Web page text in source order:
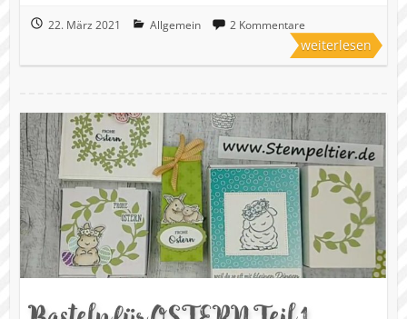
22. März 2021 Allgemein 2 Kommentare
weiterlesen